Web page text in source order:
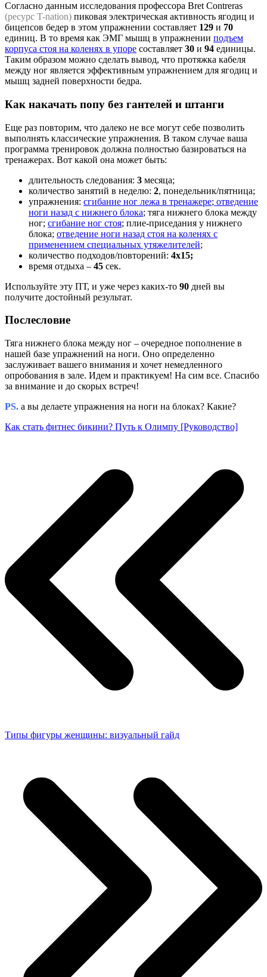
Согласно данным исследования профессора Bret Contreras
(ресурс T-nation) пиковая электрическая активность ягодиц и
бицепсов бедер в этом упражнении составляет 129 и 70
единиц. В то время как ЭМГ мышц в упражнении подъем
корпуса стоя на коленях в упоре составляет 30 и 94 единицы.
Таким образом можно сделать вывод, что протяжка кабеля
между ног является эффективным упражнением для ягодиц и
мышц задней поверхности бедра.
Как накачать попу без гантелей и штанги
Еще раз повторим, что далеко не все могут себе позволить
выполнять классические упражнения. В таком случае ваша
программа тренировок должна полностью базироваться на
тренажерах. Вот какой она может быть:
длительность следования: 3 месяца;
количество занятий в неделю: 2, понедельник/пятница;
упражнения: сгибание ног лежа в тренажере; отведение
ноги назад с нижнего блока; тяга нижнего блока между
ног; сгибание ног стоя; плие-приседания у нижнего
блока; отведение ноги назад стоя на коленях с
применением специальных утяжелителей;
количество подходов/повторений: 4х15;
время отдыха – 45 сек.
Используйте эту ПТ, и уже через каких-то 90 дней вы
получите достойный результат.
Послесловие
Тяга нижнего блока между ног – очередное пополнение в
нашей базе упражнений на ноги. Оно определенно
заслуживает вашего внимания и хочет немедленного
опробования в зале. Идем и практикуем! На сим все. Спасибо
за внимание и до скорых встреч!
PS. а вы делаете упражнения на ноги на блоках? Какие?
Как стать фитнес бикини? Путь к Олимпу [Руководство]
Типы фигуры женщины: визуальный гайд